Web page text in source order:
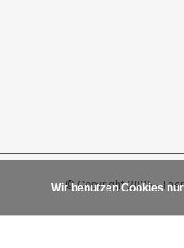
© Copyright 2026 -
Wir benutzen Cookies